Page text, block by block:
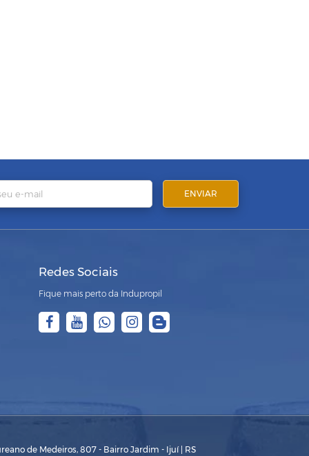
Redes Sociais
Fique mais perto da Indupropil
de Medeiros, 807 - Bairro Jardim - Ijuí | RS